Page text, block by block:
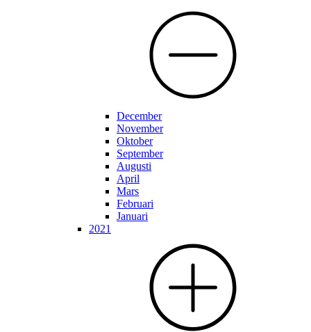
December
November
Oktober
September
Augusti
April
Mars
Februari
Januari
2021